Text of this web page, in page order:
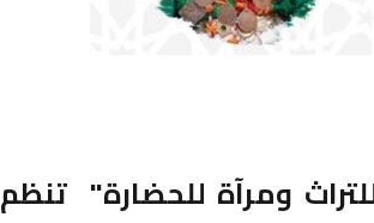
ومرآة للحضارة" تنظم